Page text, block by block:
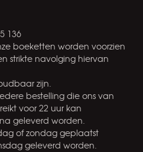
136
boeketten worden voorzien
strikte navolging hiervan
zijn.
bestelling die ons van
voor 22 uur kan
geleverd worden.
of zondag geplaatst
geleverd worden.